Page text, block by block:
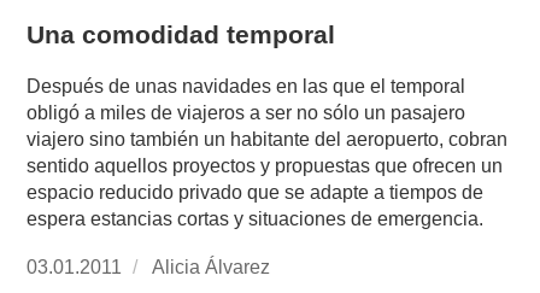
Una comodidad temporal
Después de unas navidades en las que el temporal
obligó a miles de viajeros a ser no sólo un pasajero
viajero sino también un habitante del aeropuerto, cobran
sentido aquellos proyectos y propuestas que ofrecen un
espacio reducido privado que se adapte a tiempos de
espera estancias cortas y situaciones de emergencia.
Publicado
03.01.2011 https://www.experimenta.es/author/
Alicia Álvarez